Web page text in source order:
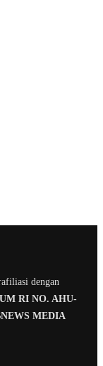
dengan
RI NO. AHU-
MEDIA